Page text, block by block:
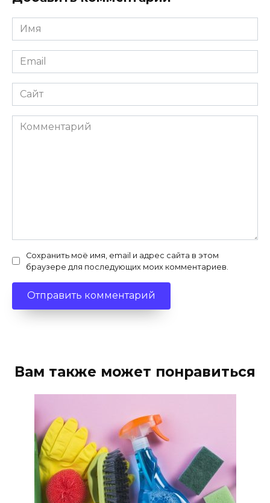
Имя
Email
Сайт
Комментарий
Сохранить моё имя, email и адрес сайта в этом
браузере для последующих моих комментариев.
Вам также может понравиться